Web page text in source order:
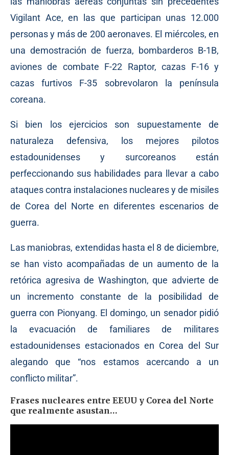
Vigilant Ace, en las que participan unas 12.000
personas y más de 200 aeronaves. El miércoles, en
una demostración de fuerza, bombarderos B-1B,
aviones de combate F-22 Raptor, cazas F-16 y
cazas furtivos F-35 sobrevolaron la península
coreana.
Si bien los ejercicios son supuestamente de
naturaleza defensiva, los mejores pilotos
estadounidenses y surcoreanos están
perfeccionando sus habilidades para llevar a cabo
ataques contra instalaciones nucleares y de misiles
de Corea del Norte en diferentes escenarios de
guerra.
Las maniobras, extendidas hasta el 8 de diciembre,
se han visto acompañadas de un aumento de la
retórica agresiva de Washington, que advierte de
un incremento constante de la posibilidad de
guerra con Pionyang. El domingo, un senador pidió
la evacuación de familiares de militares
estadounidenses estacionados en Corea del Sur
alegando que “nos estamos acercando a un
conflicto militar”.
Frases nucleares entre EEUU y Corea del Norte
que realmente asustan…